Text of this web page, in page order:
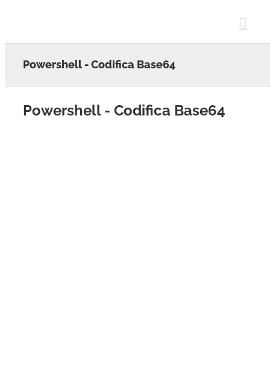
Powershell - Codifica Base64
Powershell - Codifica Base64